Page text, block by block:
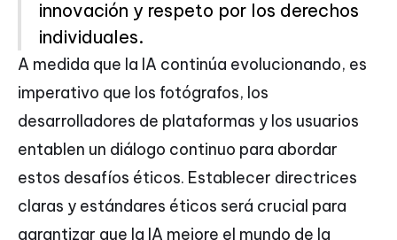
innovación y respeto por los derechos
individuales.
A medida que la IA continúa evolucionando, es
imperativo que los fotógrafos, los
desarrolladores de plataformas y los usuarios
entablen un diálogo continuo para abordar
estos desafíos éticos. Establecer directrices
claras y estándares éticos será crucial para
garantizar que la IA mejore el mundo de la